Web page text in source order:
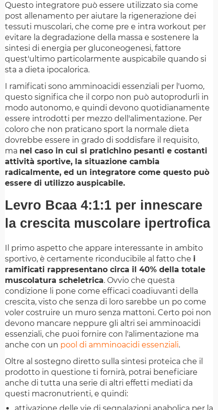
Questo integratore può essere utilizzato sia come
post allenamento per aiutare la rigenerazione dei
tessuti muscolari, che come pre e intra workout per
evitare la degradazione della massa e sostenere la
sintesi di energia per gluconeogenesi, fattore
quest'ultimo particolarmente auspicabile quando si
sta a dieta ipocalorica.
I ramificati sono amminoacidi essenziali per l'uomo,
questo significa che il corpo non può autoprodurli in
modo autonomo, e quindi devono quotidianamente
essere introdotti per mezzo dell'alimentazione. Per
coloro che non praticano sport la normale dieta
dovrebbe essere in grado di soddisfare il requisito,
ma nel caso in cui si pratichino pesanti e costanti
attività sportive, la situazione cambia
radicalmente, ed un integratore come questo può
essere di utilizzo auspicabile.
Levro Bcaa 4:1:1 per innescare
la crescita muscolare ipertrofica
Il primo aspetto che appare interessante in ambito
sportivo, è certamente riconducibile al fatto che i
ramificati rappresentano circa il 40% della totale
muscolatura scheletrica. Ovvio che questa
condizione li pone come efficaci coadiuvanti della
crescita, visto che senza di loro sarebbe un po come
voler costruire un muro senza mattoni. Certo poi non
devono mancare neppure gli altri sei amminoacidi
essenziali, che puoi fornire con l'alimentazione ma
anche con un pool di amminoacidi essenziali.
Oltre al sostegno diretto sulla sintesi proteica che il
prodotto in questione ti fornirà, potrai beneficiare
anche di tutta una serie di altri effetti mediati da
questi macronutrienti, e quindi: